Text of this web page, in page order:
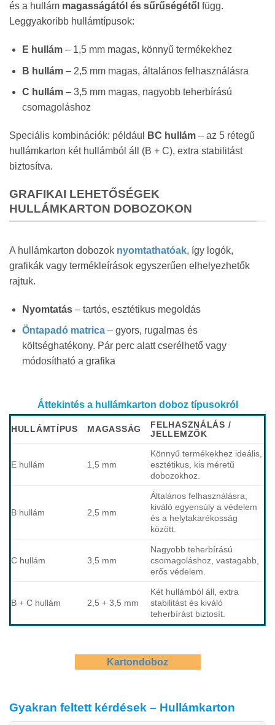
és a hullám magasságától és sűrűségétől függ.
Leggyakoribb hullámtípusok:
E hullám– 1,5 mm magas, könnyű termékekhez
B hullám– 2,5 mm magas, általános felhasználásra
C hullám– 3,5 mm magas, nagyobb teherbírású
csomagoláshoz
Speciális kombinációk: például BC hullám – az 5 rétegű
hullámkarton két hullámból áll (B + C), extra stabilitást
biztosítva.
GRAFIKAI LEHETŐSÉGEK
HULLÁMKARTON DOBOZOKON
A hullámkarton dobozok nyomtathatóak, így logók,
grafikák vagy termékleírások egyszerűen elhelyezhetők
rajtuk.
Nyomtatás– tartós, esztétikus megoldás
Öntapadó matrica– gyors, rugalmas és
költséghatékony. Pár perc alatt cserélhető vagy
módosítható a grafika
Áttekintés a hullámkarton doboz típusokról
HULLÁMTÍPUS MAGASSÁG
FELHASZNÁLÁS /
JELLEMZŐK
E hullám 1,5 mm
Könnyű termékekhez ideális,
esztétikus, kis méretű
dobozokhoz.
B hullám 2,5 mm
Általános felhasználásra,
kiváló egyensúly a védelem
és a helytakarékosság
között.
C hullám 3,5 mm
Nagyobb teherbírású
csomagoláshoz, vastagabb,
erős védelem.
B + C hullám 2,5 + 3,5 mm
Két hullámból áll, extra
stabilitást és kiváló
teherbírást biztosít.
Kartondoboz
Gyakran feltett kérdések – Hullámkarton